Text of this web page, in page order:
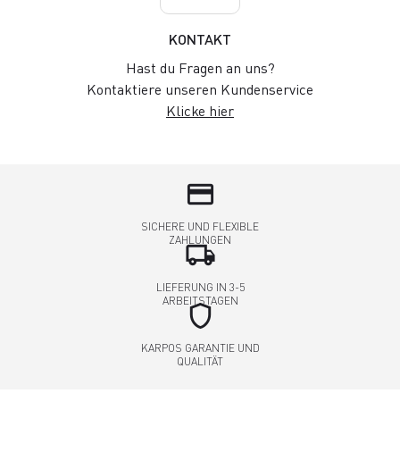
KONTAKT
Hast du Fragen an uns?
Kontaktiere unseren Kundenservice
Klicke hier
credit_card
SICHERE UND FLEXIBLE
ZAHLUNGEN
local_shipping
LIEFERUNG IN 3-5
ARBEITSTAGEN
shield
KARPOS GARANTIE UND
QUALITÄT